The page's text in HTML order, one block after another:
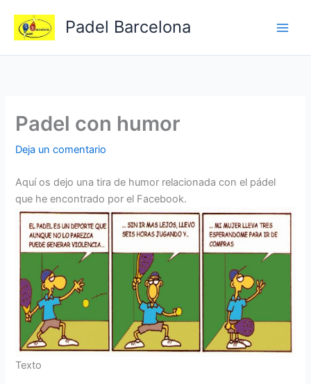
contenido
Padel Barcelona
Padel con humor
Deja un comentario
Aquí os dejo una tira de humor relacionada con el pádel
que he encontrado por el Facebook.
Texto